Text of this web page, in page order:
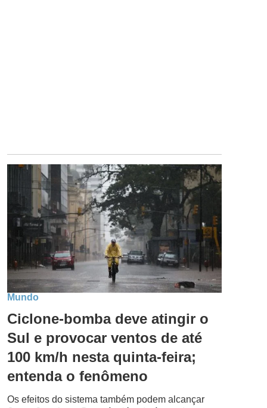
Mundo
Ciclone-bomba deve atingir o
Sul e provocar ventos de até
100 km/h nesta quinta-feira;
entenda o fenômeno
Os efeitos do sistema também podem alcançar